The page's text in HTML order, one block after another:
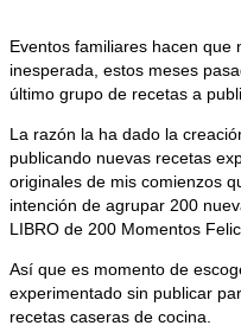
Eventos familiares hacen
inesperada, estos meses
último grupo de recetas a
La razón la ha dado la
publicando nuevas recetas
originales de mis comienzos
intención de agrupar 200
LIBRO de 200 Momentos
Así que es momento de
experimentado sin publicar
recetas caseras de cocina.